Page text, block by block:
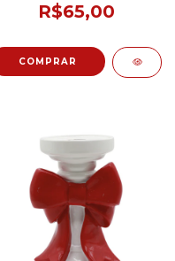
R$65,00